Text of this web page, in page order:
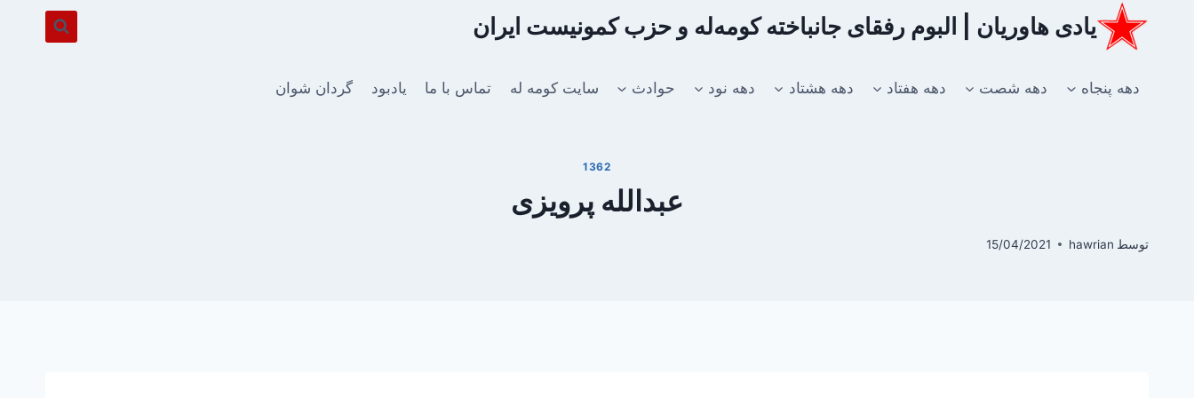
یادی هاوریان | البوم رفقای جانباخته کومه‌له و حزب کمونیست ایران
دهه پنجاه دهه شصت دهه هفتاد دهه هشتاد دهه نود حوادث سایت کومه له تماس با ما یادبود گردان شوان
1362
عبدالله پرویزی
توسط hawrian
15/04/2021